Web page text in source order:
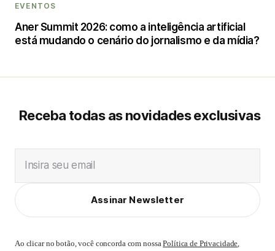
EVENTOS
Aner Summit 2026: como a inteligência artificial
está mudando o cenário do jornalismo e da mídia?
Receba todas as novidades exclusivas
Insira seu email
Assinar Newsletter
Ao clicar no botão, você concorda com nossaPolítica de Privacidade,